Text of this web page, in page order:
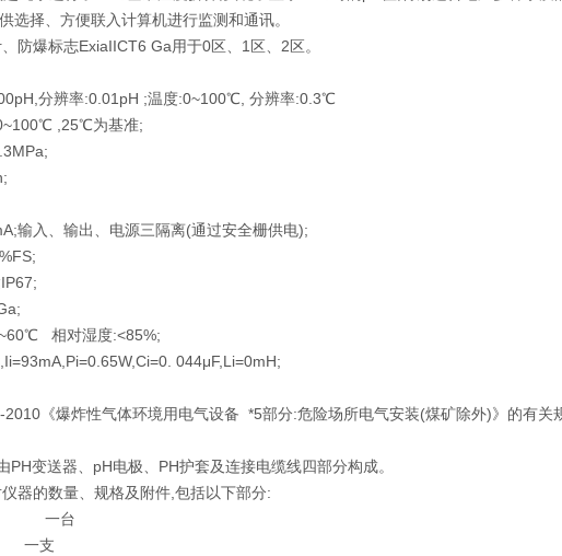
选择、方便联入计算机进行监测和通讯。
防爆标志ExiaIICT6 Ga用于0区、1区、2区。
分辨率:0.01pH ;温度:0~100℃, 分辨率:0.3℃
,25℃为基准;
输入、输出、电源三隔离(通过安全栅供电);
相对湿度:<85%;
044μF,Li=0mH;
《爆炸性气体环境用电气设备 *5部分:危险场所电气安装(煤矿除外)》的有关
PH变送器、pH电极、PH护套及连接电缆线四部分构成。
器的数量、规格及附件,包括以下部分:
一台
支